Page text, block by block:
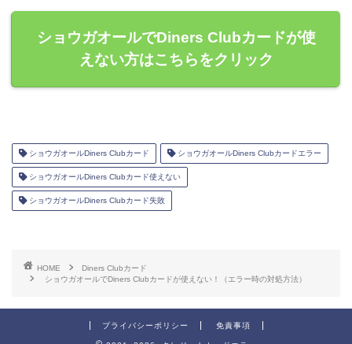
ショウガオールでDiners Clubカードが使
えない方はこちらをクリック
ショウガオールDiners Clubカード ショウガオールDiners Clubカードエラー
ショウガオールDiners Clubカード使えない
ショウガオールDiners Clubカード失敗
HOME
Diners Clubカード
ショウガオールでDiners Clubカードが使えない！（エラー時の対処方法）
プライバシーポリシー 免責事項